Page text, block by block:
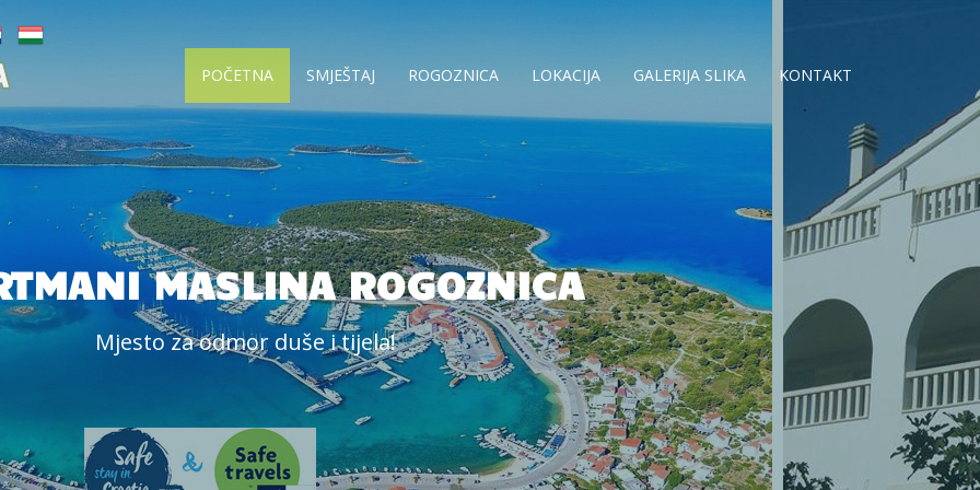
POČETNA SMJEŠTAJ ROGOZNICA LOKACIJA GALERIJA SLIKA KONTAKT
MASLINA ROGOZNICA
Mjesto za odmor duše i tijela!